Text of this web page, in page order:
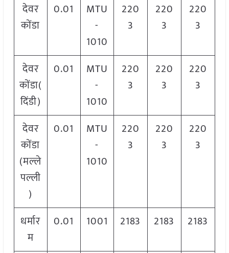
देवर
कोंडा
0.01
MTU
-
1010
220
3
220
3
220
3
देवर
कोंडा(
दिंडी)
0.01
MTU
-
1010
220
3
220
3
220
3
देवर
कोंडा
(मल्ले
पल्ली
)
0.01
MTU
-
1010
220
3
220
3
220
3
धर्मार
म
0.01 1001 2183 2183 2183